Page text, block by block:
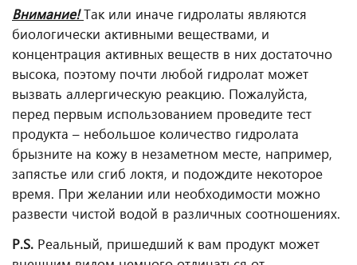
Внимание!Так или иначе гидролаты являются
биологически активными веществами, и
концентрация активных веществ в них достаточно
высока, поэтому почти любой гидролат может
вызвать аллергическую реакцию. Пожалуйста,
перед первым использованием проведите тест
продукта – небольшое количество гидролата
брызните на кожу в незаметном месте, например,
запястье или сгиб локтя, и подождите некоторое
время. При желании или необходимости можно
развести чистой водой в различных соотношениях.
P.S. Реальный, пришедший к вам продукт может